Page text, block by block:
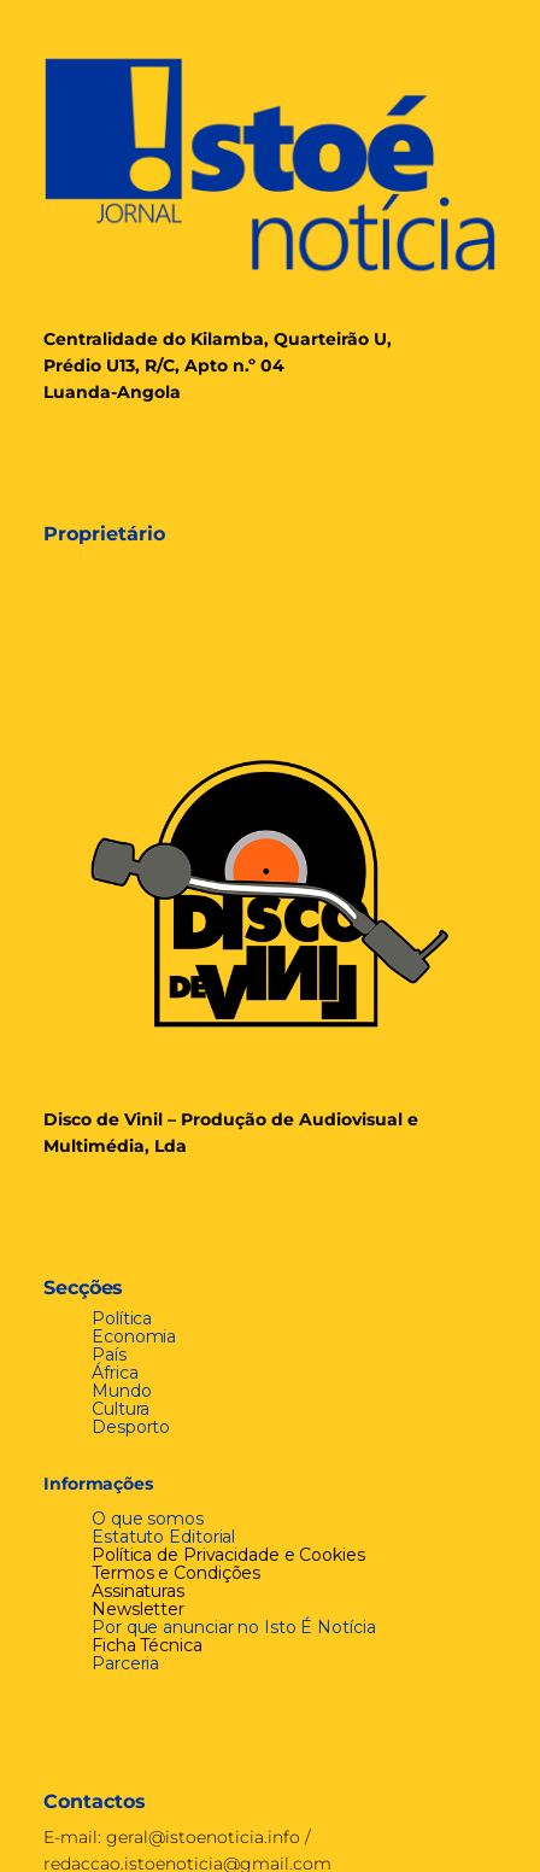
Centralidade do Kilamba, Quarteirão U,
Prédio U13, R/C, Apto n.º 04
Luanda-Angola
Proprietário
Disco de Vinil – Produção de Audiovisual e
Multimédia, Lda
Secções
Política
Economia
País
África
Mundo
Cultura
Desporto
Informações
O que somos
Estatuto Editorial
Política de Privacidade e Cookies
Termos e Condições
Assinaturas
Newsletter
Por que anunciar no Isto É Notícia
Ficha Técnica
Parceria
Contactos
E-mail: geral@istoenoticia.info /
redaccao.istoenoticia@gmail.com